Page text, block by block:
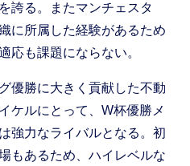
誇る。またマンチェスタ
に所属した経験があるため
応も課題にならない。
優勝に大きく貢献した不動
ケルにとって、W杯優勝メ
強力なライバルとなる。初
もあるため、ハイレベルな